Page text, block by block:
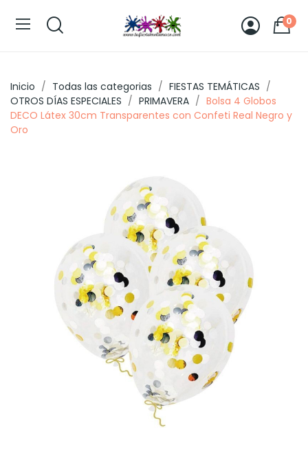
0
Inicio Todas las categorias
FIESTAS TEMÁTICAS
OTROS DÍAS ESPECIALES
PRIMAVERA
Bolsa 4 Globos
DECO Látex 30cm Transparentes con Confeti Real Negro y
Oro